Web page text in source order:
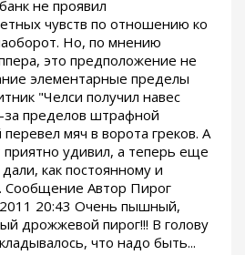
не проявил
чувств по отношению ко
Но, по мнению
это предположение не
элементарные пределы
"Челси получил навес
за пределов штрафной
мяч в ворота греков. А
приятно удивил, а теперь еще
как постоянному и
Сообщение Автор Пирог
20:43 Очень пышный,
дрожжевой пирог!!! В голову
что надо быть...